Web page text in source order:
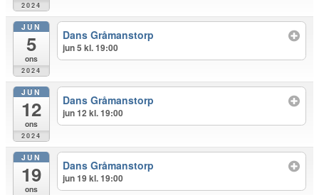
2024
JUN
5
ons
2024
Dans Gråmanstorp
jun 5 kl. 19:00
JUN
12
ons
2024
Dans Gråmanstorp
jun 12 kl. 19:00
JUN
19
ons
Dans Gråmanstorp
jun 19 kl. 19:00